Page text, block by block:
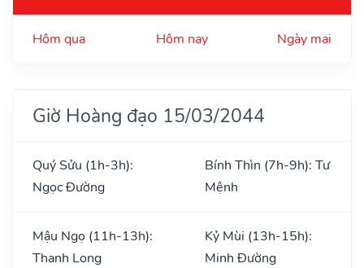
Hôm qua Hôm nay Ngày mai
Giờ Hoàng đạo 15/03/2044
Quý Sửu (1h-3h):
Ngọc Đường
Bính Thìn (7h-9h): Tư
Mệnh
Mậu Ngọ (11h-13h):
Thanh Long
Kỷ Mùi (13h-15h):
Minh Đường